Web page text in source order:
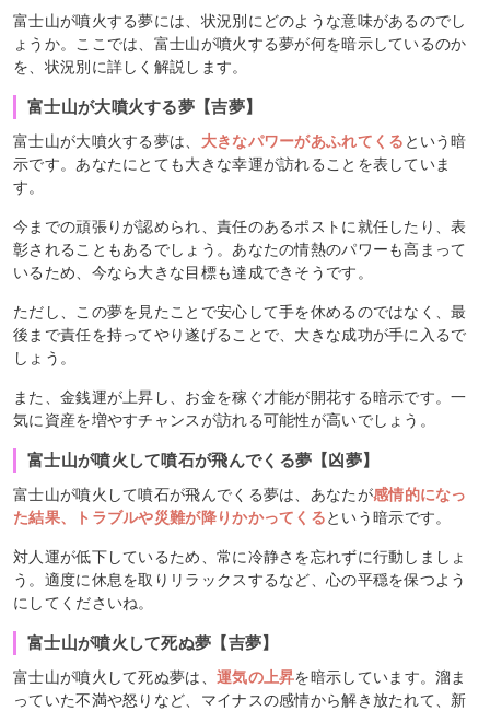
富士山が噴火する夢には、状況別にどのような意味があるのでし
ょうか。ここでは、富士山が噴火する夢が何を暗示しているのか
を、状況別に詳しく解説します。
富士山が大噴火する夢【吉夢】
富士山が大噴火する夢は、 大きなパワーがあふれてくる という暗
示です。あなたにとても大きな幸運が訪れることを表していま
す。
今までの頑張りが認められ、責任のあるポストに就任したり、表
彰されることもあるでしょう。あなたの情熱のパワーも高まって
いるため、今なら大きな目標も達成できそうです。
ただし、この夢を見たことで安心して手を休めるのではなく、最
後まで責任を持ってやり遂げることで、大きな成功が手に入るで
しょう。
また、金銭運が上昇し、お金を稼ぐ才能が開花する暗示です。一
気に資産を増やすチャンスが訪れる可能性が高いでしょう。
富士山が噴火して噴石が飛んでくる夢【凶夢】
富士山が噴火して噴石が飛んでくる夢は、あなたが感情的になっ
た結果、トラブルや災難が降りかかってくるという暗示です。
対人運が低下しているため、常に冷静さを忘れずに行動しましょ
う。適度に休息を取りリラックスするなど、心の平穏を保つよう
にしてくださいね。
富士山が噴火して死ぬ夢【吉夢】
富士山が噴火して死ぬ夢は、 運気の上昇を暗示しています。溜ま
っていた不満や怒りなど、マイナスの感情から解き放たれて、新